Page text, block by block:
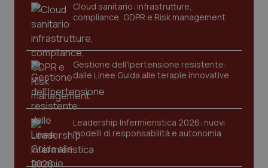
Cloud sanitario: infrastrutture,
compliance, GDPR e Risk management
Gestione dell'Ipertensione resistente:
dalle Linee Guida alle terapie innovative
Leadership Infermieristica 2026: nuovi
modelli di responsabilità e autonomia
Nome
Fornitore/
VISITOR_PRIVACY_METADATA
YouTube